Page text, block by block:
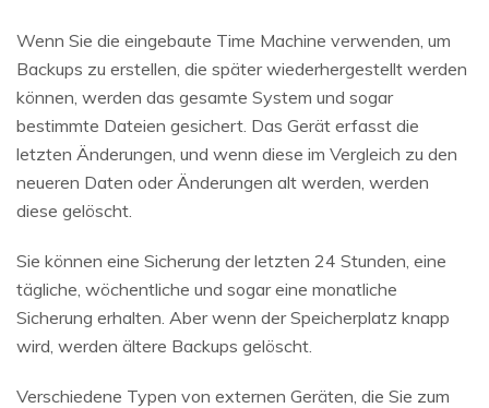
Wenn Sie die eingebaute Time Machine verwenden, um
Backups zu erstellen, die später wiederhergestellt werden
können, werden das gesamte System und sogar
bestimmte Dateien gesichert. Das Gerät erfasst die
letzten Änderungen, und wenn diese im Vergleich zu den
neueren Daten oder Änderungen alt werden, werden
diese gelöscht.
Sie können eine Sicherung der letzten 24 Stunden, eine
tägliche, wöchentliche und sogar eine monatliche
Sicherung erhalten. Aber wenn der Speicherplatz knapp
wird, werden ältere Backups gelöscht.
Verschiedene Typen von externen Geräten, die Sie zum